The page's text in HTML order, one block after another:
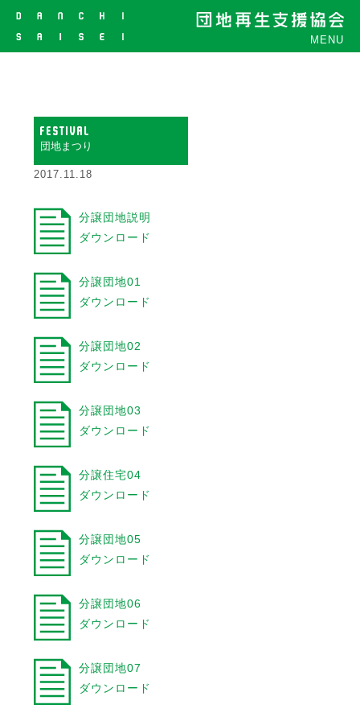
MENU
FESTIVAL
団地まつり
2017.11.18
分譲団地説明
ダウンロード
分譲団地01
ダウンロード
分譲団地02
ダウンロード
分譲団地03
ダウンロード
分譲住宅04
ダウンロード
分譲団地05
ダウンロード
分譲団地06
ダウンロード
分譲団地07
ダウンロード